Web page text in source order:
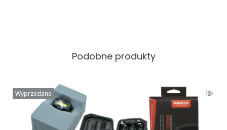
Podobne produkty
Wyprzedane